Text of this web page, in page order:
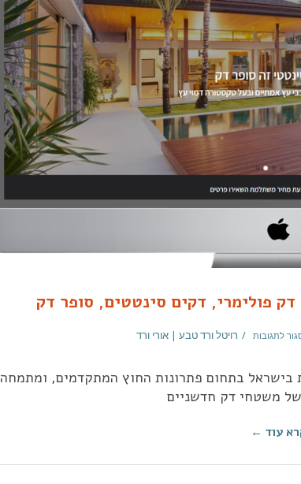
דק פולימרי, דקים סינטטים, סופר דק
לתגובות רויטל ורד טבע | אורי ורד
בישראל בתחום פתרונות החוץ המתקדמים, ומתמחה
של משטחי דק חדשניים
עוד ←